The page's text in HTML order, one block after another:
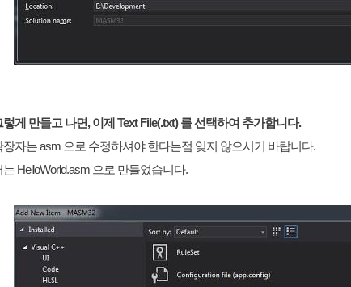
렇게 만들고 나면, 이제 Text File(.txt) 를 선택하여 추가합니다.
장자는 asm 으로 수정하셔야 한다는점 잊지 않으시기 바랍니다.
는 HelloWorld.asm 으로 만들었습니다.